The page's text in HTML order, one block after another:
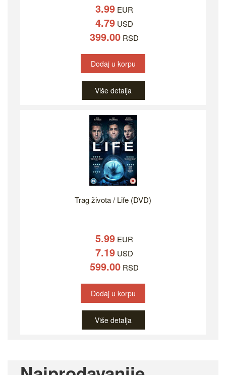
3.99 EUR
4.79 USD
399.00 RSD
Dodaj u korpu
Više detalja
Trag života / Life (DVD)
5.99 EUR
7.19 USD
599.00 RSD
Dodaj u korpu
Više detalja